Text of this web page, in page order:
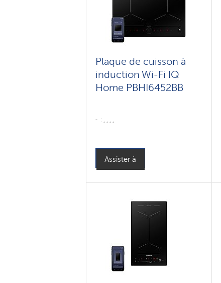
Plaque de cuisson à
induction Wi-Fi IQ
Home PBHI6452BB
: , , , ,
Assister à